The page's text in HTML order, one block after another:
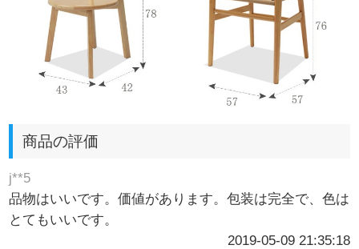
商品の評価
j**5
品物はいいです。価値があります。包装は完全で、色は
とてもいいです。
2019-05-09 21:35:18